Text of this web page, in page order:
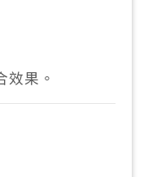
效果。